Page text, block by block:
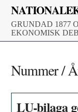
Skip
content
GRUNDAD 1877
EKONOMISK
Nummer /
LU-bilaga